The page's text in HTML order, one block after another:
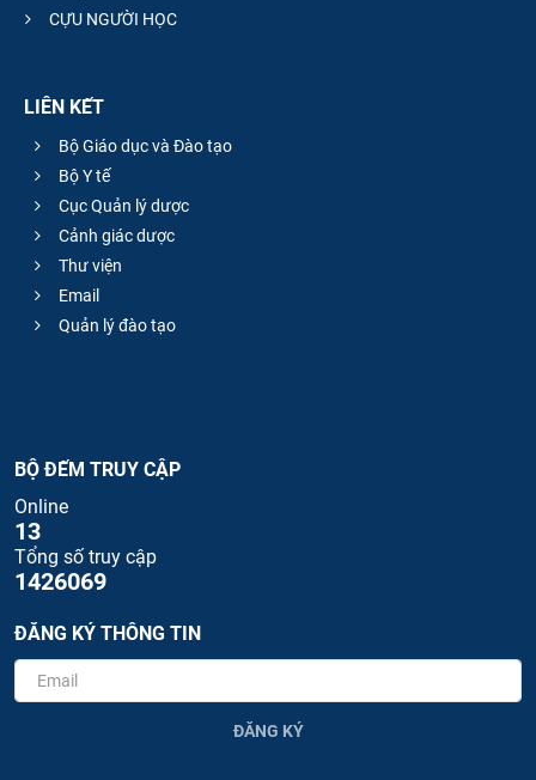
CỰU NGƯỜI HỌC
LIÊN KẾT
Bộ Giáo dục và Đào tạo
Bộ Y tế
Cục Quản lý dược
Cảnh giác dược
Thư viện
Email
Quản lý đào tạo
BỘ ĐẾM TRUY CẬP
Online
13
Tổng số truy cập
1426069
ĐĂNG KÝ THÔNG TIN
ĐĂNG KÝ